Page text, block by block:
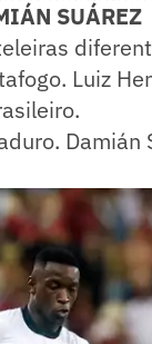
SUÁREZ
Luiz
Damián